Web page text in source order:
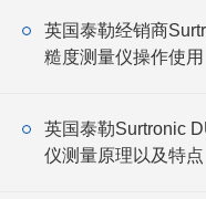
英国泰勒经销商
糙度测量仪操作使用
英国泰勒Surtronic
仪测量原理以及特点